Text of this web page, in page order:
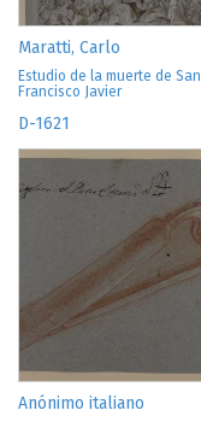
Maratti, Carlo
Estudio de la muerte de San
Francisco Javier
D-1621
Anónimo italiano